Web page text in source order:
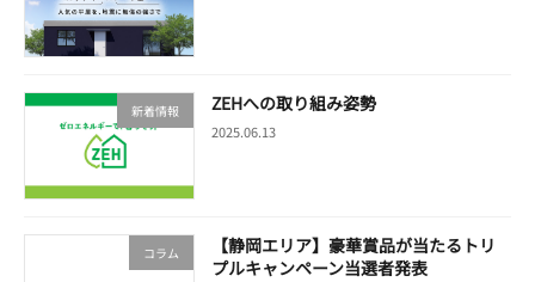
新着情報 ZEHへの取り組み姿勢
2025.06.13
コラム
【静岡エリア】豪華賞品が当たるトリ
プルキャンペーン当選者発表